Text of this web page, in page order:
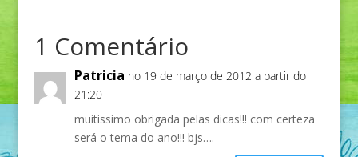
1 Comentário
Patricia no 19 de março de 2012 a partir do
21:20
muitissimo obrigada pelas dicas!!! com certeza
será o tema do ano!!! bjs….